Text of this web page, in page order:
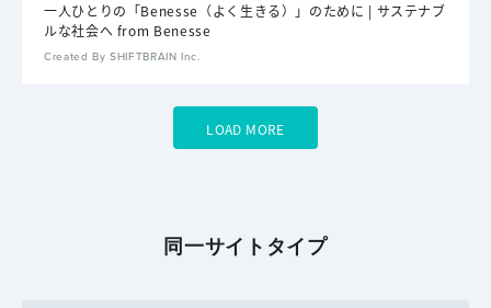
一人ひとりの「Benesse（よく生きる）」のために | サステナブ
ルな社会へ from Benesse
Created By SHIFTBRAIN Inc.
LOAD MORE
同一サイトタイプ